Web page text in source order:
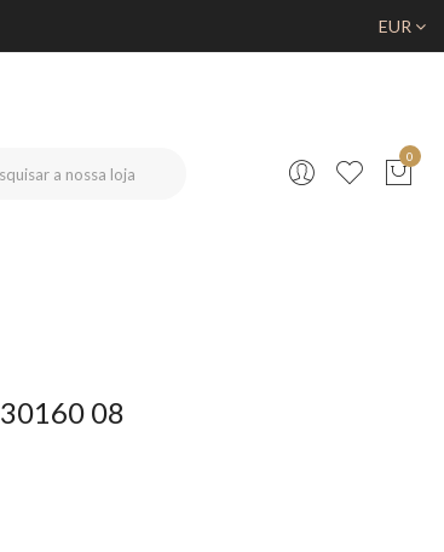
EUR
0
08